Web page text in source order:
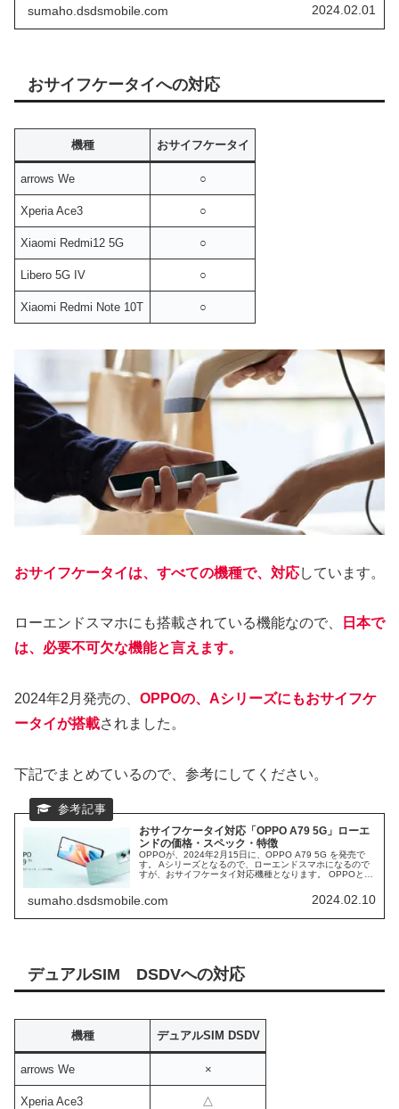
sumaho.dsdsmobile.com 2024.02.01
おサイフケータイへの対応
機種 おサイフケータイ
arrows We ○
Xperia Ace3 ○
Xiaomi Redmi12 5G ○
Libero 5G IV ○
Xiaomi Redmi Note 10T ○
おサイフケータイは、すべての機種で、対応しています。
ローエンドスマホにも搭載されている機能なので、
日本で
は、必要不可欠な機能と言えます。
2024年2月発売の、 OPPOの、Aシリーズにもおサイフケ
ータイが搭載されました。
下記でまとめているので、参考にしてください。
おサイフケータイ対応「OPPO A79 5G」ローエ
ンドの価格・スペック・特徴
OPPOが、2024年2月15日に、OPPO A79 5G を発売で
す。 Aシリーズとなるので、ローエンドスマホになるので
すが、おサイフケータイ対応機種となります。 OPPOとし
のは初めてです。 OPPO A79 5Gの、価格と、スペック特
徴などを、まとめていきます。
sumaho.dsdsmobile.com 2024.02.10
デュアルSIM DSDVへの対応
機種 デュアルSIM DSDV
arrows We ×
Xperia Ace3 △